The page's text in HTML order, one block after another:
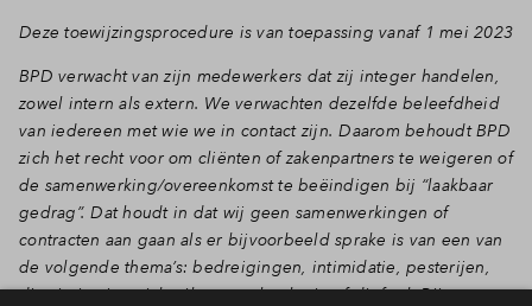
Deze toewijzingsprocedure is van toepassing vanaf 1 mei 2023
BPD verwacht van zijn medewerkers dat zij integer handelen,
zowel intern als extern. We verwachten dezelfde beleefdheid
van iedereen met wie we in contact zijn. Daarom behoudt BPD
zich het recht voor om cliënten of zakenpartners te weigeren of
de samenwerking/overeenkomst te beëindigen bij “laakbaar
gedrag”. Dat houdt in dat wij geen samenwerkingen of
contracten aan gaan als er bijvoorbeeld sprake is van een van
de volgende thema’s: bedreigingen, intimidatie, pesterijen,
discriminatie, misbruik van technologie of diefstal. Bij